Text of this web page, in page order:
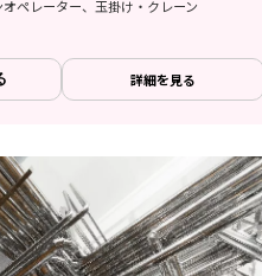
ペレーター、玉掛け・クレーン
詳細を見る